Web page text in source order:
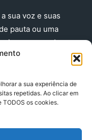
a sua experiência de
repetidas. Ao clicar em
TODOS os cookies.
sua voz e suas
pauta ou uma
nos agora!